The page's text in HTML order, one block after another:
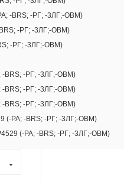
-BRS; -РГ; -3ЛГ;-ОВМ)
-РГ; -3ЛГ;-ОВМ)
-РГ; -3ЛГ;-ОВМ)
-BRS; -РГ; -3ЛГ;-ОВМ)
-BRS; -РГ; -3ЛГ;-ОВМ)
-BRS; -РГ; -3ЛГ;-ОВМ)
(-РА; -BRS; -РГ; -3ЛГ;-ОВМ)
(-РА; -BRS; -РГ; -3ЛГ;-ОВМ)